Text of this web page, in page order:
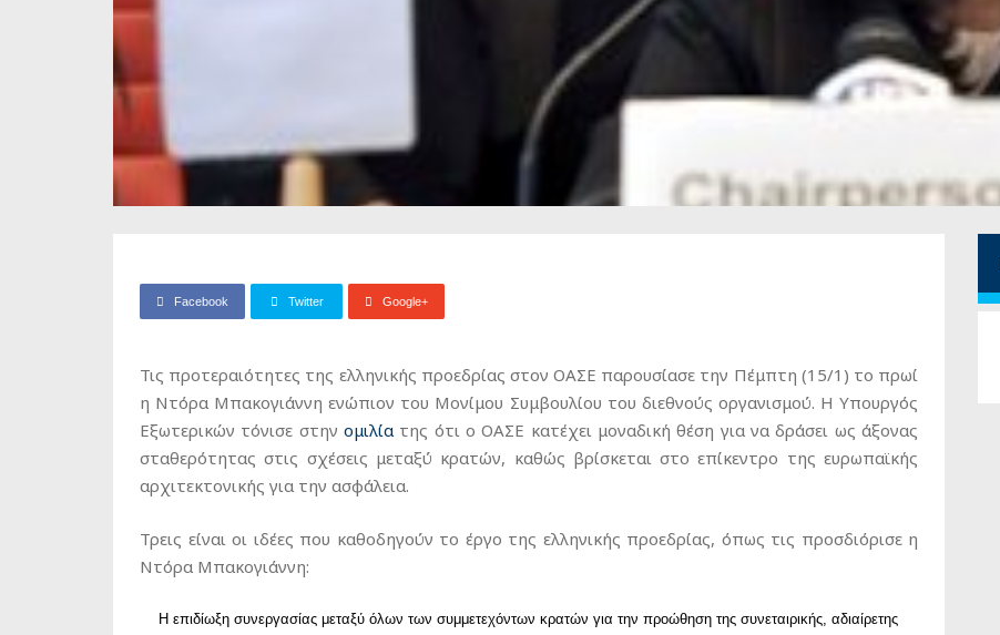
Facebook Twitter Google+
Τις προτεραιότητες της ελληνικής προεδρίας στον ΟΑΣΕ παρουσίασε την Πέμπτη (15/1) το πρωί
η Ντόρα Μπακογιάννη ενώπιον του Μονίμου Συμβουλίου του διεθνούς οργανισμού. Η Υπουργός
Εξωτερικών τόνισε στην ομιλίατης ότι ο ΟΑΣΕ κατέχει μοναδική θέση για να δράσει ως άξονας
σταθερότητας στις σχέσεις μεταξύ κρατών, καθώς βρίσκεται στο επίκεντρο της ευρωπαϊκής
αρχιτεκτονικής για την ασφάλεια.
Τρεις είναι οι ιδέες που καθοδηγούν το έργο της ελληνικής προεδρίας, όπως τις προσδιόρισε η
Ντόρα Μπακογιάννη:
Η επιδίωξη συνεργασίας μεταξύ όλων των συμμετεχόντων κρατών για την προώθηση της συνεταιρικής, αδιαίρετης